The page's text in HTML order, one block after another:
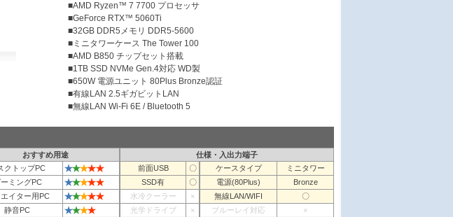
■AMD Ryzen™ 7 7700 プロセッサ
■GeForce RTX™ 5060Ti
■32GB DDR5メモリ DDR5-5600
■ミニタワーケース The Tower 100
■AMD B850 チップセット搭載
■1TB SSD NVMe Gen.4対応 WD製
■650W 電源ユニット 80Plus Bronze認証
■有線LAN 2.5ギガビットLAN
■無線LAN Wi-Fi 6E / Bluetooth 5
おすすめ用途
仕様・入出力端子
クトップPC ★★★★★ 前面USB 〇 ケースタイプ
ミニタワー
ミングPC ★★★★★ SSD有 〇 電源(80Plus)
Bronze
イター用PC ★★★★★ 水冷クーラー × 無線LAN/WIFI
〇
静音PC ★★★★ 光学ドライブ × ブルーレイ対応
×